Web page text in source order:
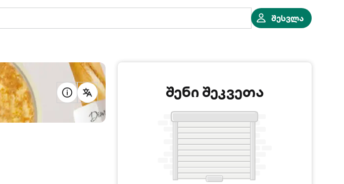
შესვლა
შენი შეკვეთა